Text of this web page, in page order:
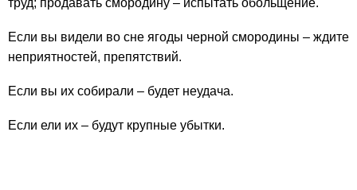
труд; продавать смородину – испытать обольщение.
Если вы видели во сне ягоды черной смородины – ждите
неприятностей, препятствий.
Если вы их собирали – будет неудача.
Если ели их – будут крупные убытки.